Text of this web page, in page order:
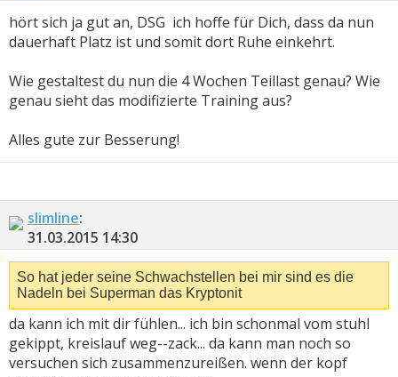
hört sich ja gut an, DSG ich hoffe für Dich, dass da nun
dauerhaft Platz ist und somit dort Ruhe einkehrt.
Wie gestaltest du nun die 4 Wochen Teillast genau? Wie
genau sieht das modifizierte Training aus?
Alles gute zur Besserung!
slimline:
31.03.2015 14:30
So hat jeder seine Schwachstellen bei mir sind es die
Nadeln bei Superman das Kryptonit
da kann ich mit dir fühlen... ich bin schonmal vom stuhl
gekippt, kreislauf weg--zack... da kann man noch so
versuchen sich zusammenzureißen. wenn der kopf